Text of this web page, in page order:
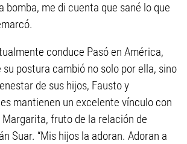
bomba, me di cuenta que sané lo que
conduce Pasó en América,
su postura cambió no solo por ella, sino
de sus hijos, Fausto y
mantienen un excelente vínculo con
Margarita, fruto de la relación de
Suar. “Mis hijos la adoran. Adoran a